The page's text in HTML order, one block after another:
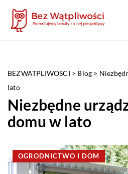
BEZWATPLIWOSCI > Blog >
lato
Niezbędne
domu w lato
OGRODNICTWO I DOM